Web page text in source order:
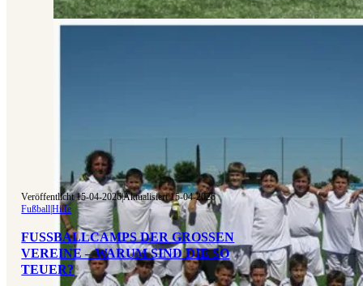
Veröffentlicht 15-04-2026|Aktualisiert 15-04-2026
Fußball|Hilfe
FUSSBALLCAMPS DER GROSSEN VE
REINE – WARUM SIND DIE SO TE
UER?